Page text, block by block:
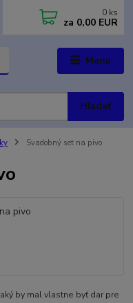
Menu
Hľadať
0 ks
za 0,00 EUR
Svadobný set na pivo
by mal vlastne byť dar pre